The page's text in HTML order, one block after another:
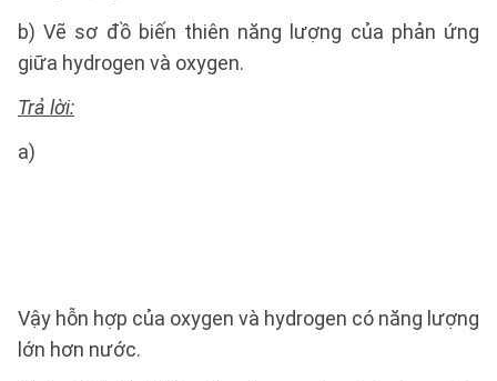
b) Vẽ sơ đồ biến thiên năng lượng của phản ứng
giữa hydrogen và oxygen.
Trả lời:
a)
Vậy hỗn hợp của oxygen và hydrogen có năng lượng
lớn hơn nước.